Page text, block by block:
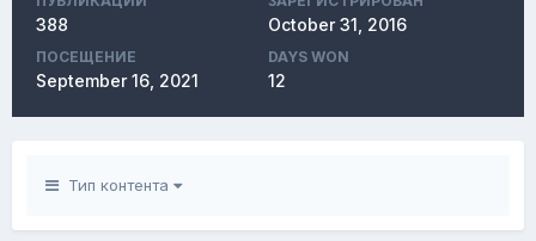
388 October 31, 2016
ПОСЕЩЕНИЕ
September 16, 2021
DAYS WON
12
Тип контента